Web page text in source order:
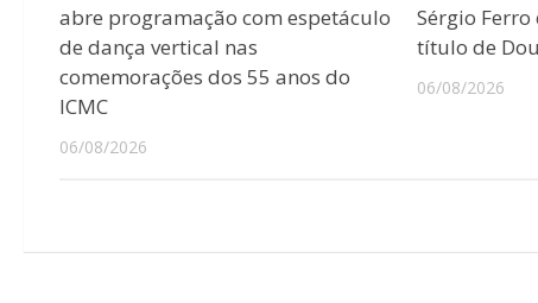
abre programação com espetáculo
de dança vertical nas
comemorações dos 55 anos do
ICMC
06/08/2026
Sérgio
título de
06/08/2026